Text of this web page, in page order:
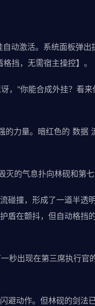
动激活。系统面板弹出
挡，无需宿主操控】。
，"你能合成外挂？看
力量。暗红色的 数据
的气息扑向林砚和第七
撞，形成了一道半透
在颤抖，但自动格挡
秒出现在第三席执行官
避动作。但林砚的剑